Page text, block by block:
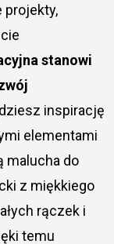
projekty,
stanowi
inspirację
elementami
malucha do
z miękkiego
rączek i
temu